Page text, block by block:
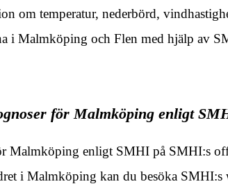
om temperatur, nederbörd,
i Malmköping och Flen med hjälp av
för Malmköping enligt
Malmköping enligt SMHI på SMHI:s
i Malmköping kan du besöka SMHI:s